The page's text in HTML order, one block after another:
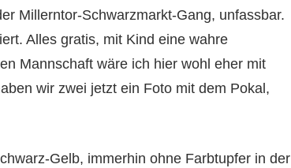
Millerntor-Schwarzmarkt-Gang, unfassbar.
Alles gratis, mit Kind eine wahre
Mannschaft wäre ich hier wohl eher mit
wir zwei jetzt ein Foto mit dem Pokal,
Gelb, immerhin ohne Farbtupfer in der